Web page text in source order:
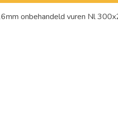
onbehandeld vuren Nl